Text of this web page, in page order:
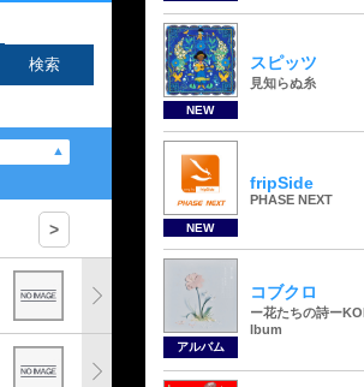
>
NEW
スピッツ
見知らぬ糸
NEW
fripSide
PHASE NEXT
アルバム
コブクロ
ー花たちの詩ー
lbum